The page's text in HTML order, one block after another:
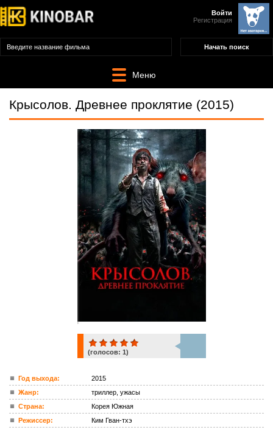
Войти
Регистрация
Меню
Крысолов. Древнее проклятие (2015)
ком.
(голосов: 1)
Год выхода:
2015
Жанр:
триллер, ужасы
Страна:
Корея Южная
Режиссер:
Ким Гван-тхэ